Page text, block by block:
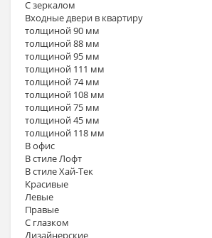
С зеркалом
Входные двери в квартиру
толщиной 90 мм
толщиной 88 мм
толщиной 95 мм
толщиной 111 мм
толщиной 74 мм
толщиной 108 мм
толщиной 75 мм
толщиной 45 мм
толщиной 118 мм
В офис
В стиле Лофт
В стиле Хай-Тек
Красивые
Левые
Правые
С глазком
Дизайнерские